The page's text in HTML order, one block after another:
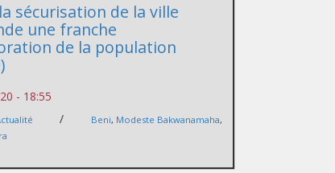
sécurisation de la ville
une franche
de la population
- 18:55
/ Beni, Modeste Bakwanamaha,